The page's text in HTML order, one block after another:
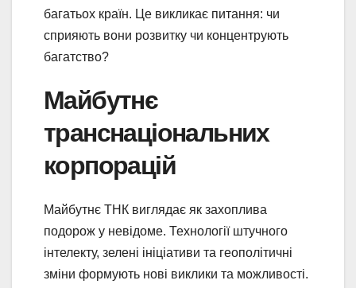
багатьох країн. Це викликає питання: чи
сприяють вони розвитку чи концентрують
багатство?
Майбутнє
транснаціональних
корпорацій
Майбутнє ТНК виглядає як захоплива
подорож у невідоме. Технології штучного
інтелекту, зелені ініціативи та геополітичні
зміни формують нові виклики та можливості.